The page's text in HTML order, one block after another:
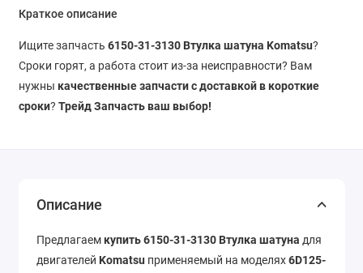
Краткое описание
Ищите запчасть 6150-31-3130 Втулка шатуна Komatsu?
Сроки горят, а работа стоит из-за неисправности? Вам
нужны качественные запчасти с доставкой в короткие
сроки? Трейд Запчасть ваш выбор!
Описание
Предлагаем купить 6150-31-3130 Втулка шатуна для
двигателей Komatsu применяемый на моделях6D125-